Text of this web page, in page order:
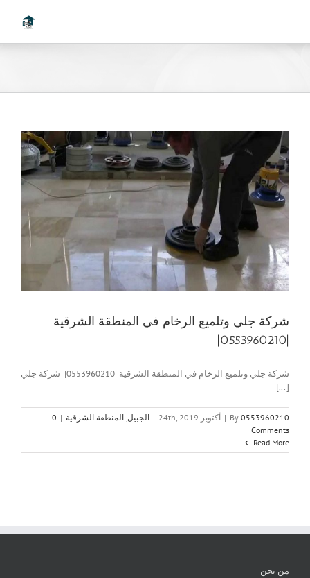
شركة جلي وتلميع الرخام في المنطقة الشرقية
|0553960210|
شركة جلي وتلميع الرخام في المنطقة الشرقية |0553960210| شركة جلي
[...]
By 0553960210
| أكتوبر 24th, 2019 | الجبيل المنطقة الشرقية |
0
Comments
Read More
من نحن